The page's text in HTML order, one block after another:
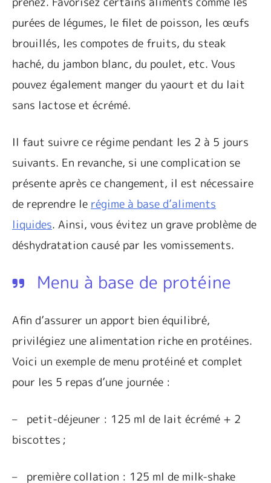
purées de légumes, le filet de poisson, les œufs
brouillés, les compotes de fruits, du steak
haché, du jambon blanc, du poulet, etc. Vous
pouvez également manger du yaourt et du lait
sans lactose et écrémé.
Il faut suivre ce régime pendant les 2 à 5 jours
suivants. En revanche, si une complication se
présente après ce changement, il est nécessaire
de reprendre le régime à base d’aliments
liquides. Ainsi, vous évitez un grave problème de
déshydratation causé par les vomissements.
Menu à base de protéine
Afin d’assurer un apport bien équilibré,
privilégiez une alimentation riche en protéines.
Voici un exemple de menu protéiné et complet
pour les 5 repas d’une journée :
–
petit-déjeuner : 125 ml de lait écrémé + 2
biscottes ;
– première collation : 125 ml de milk-shake